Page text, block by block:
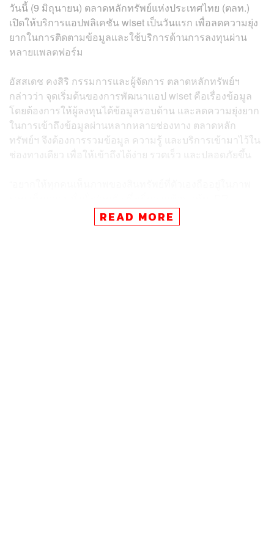
วันนี้ (9 มิถุนายน) ตลาดหลักทรัพย์แห่งประเทศไทย (ตลท.)
เปิดให้บริการแอปพลิเคชัน wiset เป็นวันแรก เพื่อลดความยุ่ง
ยากในการติดตามข้อมูลและใช้บริการด้านการลงทุนผ่าน
หลายแพลตฟอร์ม
อัสสเดช คงสิริ กรรมการและผู้จัดการ ตลาดหลักทรัพย์ฯ
กล่าวว่า จุดเริ่มต้นของการพัฒนาแอป wiset คือเรื่องข้อมูล
โดยต้องการให้ผู้ลงทุนได้ข้อมูลรอบด้าน และลดความยุ่งยาก
ในการเข้าถึงข้อมูลผ่านหลากหลายช่องทาง ตลาดหลัก
ทรัพย์ฯ จึงต้องการรวมข้อมูล ความรู้ และบริการเข้ามาไว้ใน
ช่องทางเดียว เพื่อให้เข้าถึงได้ง่าย รวดเร็ว และปลอดภัยขึ้น
พันธบัตร, หุ้นกู้ และกองทุนลดหย่อนภาษี หลังจากนี้จะเพิ่ม
ข้อมูลสินทรัพย์อื่นๆ เข้ามามากขึ้น” อัสสเดชกล่าว
READ MORE